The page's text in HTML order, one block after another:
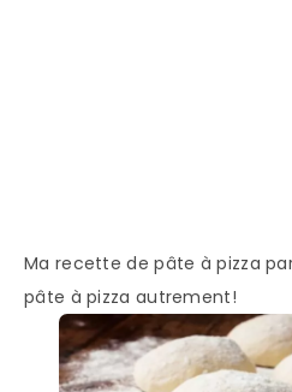
Ma recette de pâte à pizza
pâte à pizza autrement!